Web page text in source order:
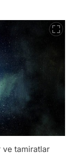
ve tamiratlar